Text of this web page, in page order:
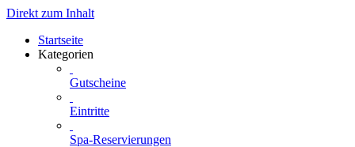
Direkt zum Inhalt
Startseite
Kategorien
Gutscheine
Eintritte
Spa-Reservierungen